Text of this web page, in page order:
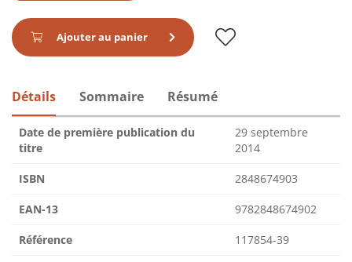
Ajouter au panier
Détails Sommaire Résumé
Date de première publication du
titre
29 septembre
2014
ISBN 2848674903
EAN-13 9782848674902
Référence 117854-39